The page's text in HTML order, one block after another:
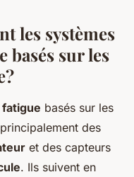
les systèmes
basés sur les
fatigue basés sur les
des
et des capteurs
. Ils suivent en